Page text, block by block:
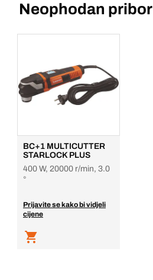
Neophodan pribor
BC+1 MULTICUTTER
STARLOCK PLUS
400 W, 20000 r/min, 3.0
°
Prijavite se kako bi vidjeli
cijene